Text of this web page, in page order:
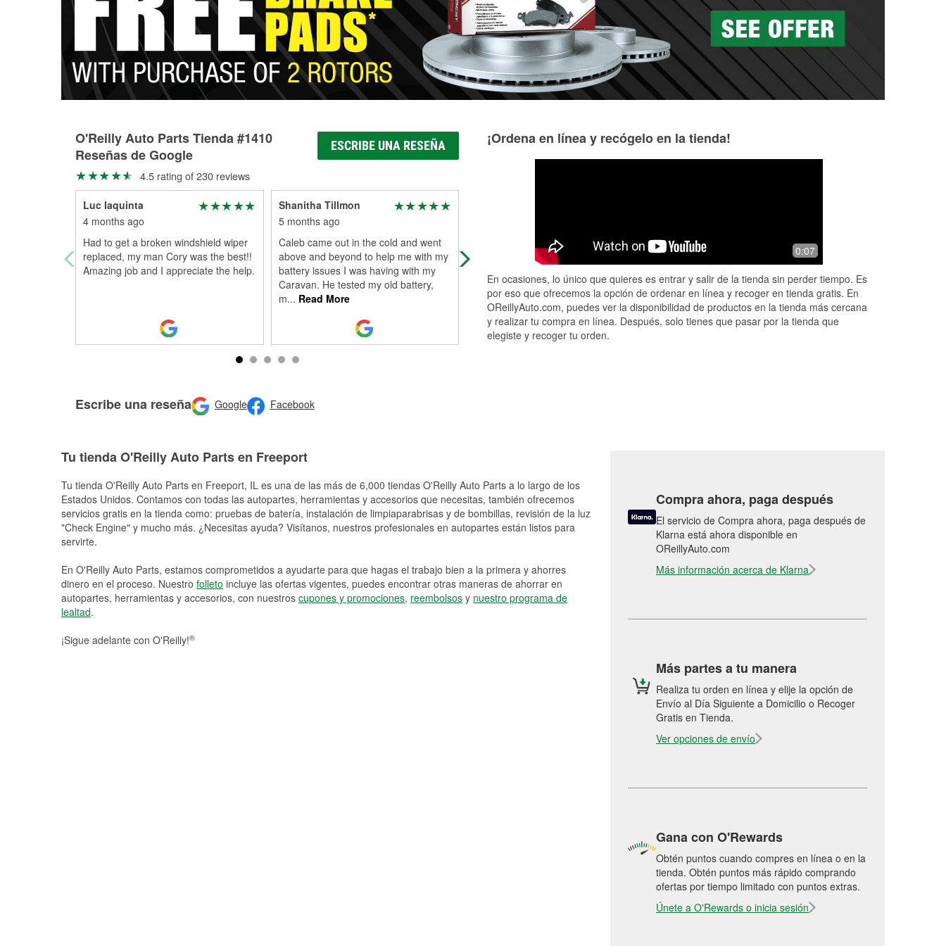
O'Reilly Auto Parts Tienda #1410
Reseñas de Google
ESCRIBE UNA RESEÑA
4.5 rating of 230 reviews
Luc Iaquinta
4 months ago
Had to get a broken windshield wiper
replaced, my man Cory was the best!!
Amazing job and I appreciate the help.
Shanitha Tillmon
5 months ago
Caleb came out in the cold and went
above and beyond to help me with my
battery issues I was having with my
Caravan. He tested my old battery,
m... Read More
Very friendly employee. Nice store.
Thank you. Will visit again when I
very helpful people
Escribe una reseña Google Facebook
¡Ordena en línea y recógelo en la tienda!
0:07
En ocasiones, lo único que quieres es entrar y salir de la tienda sin perder tiempo. Es
por eso que ofrecemos la opción de ordenar en línea y recoger en tienda gratis. En
OReillyAuto.com, puedes ver la disponibilidad de productos en la tienda más cercana
y realizar tu compra en línea. Después, solo tienes que pasar por la tienda que
elegiste y recoger tu orden.
Tu tienda O'Reilly Auto Parts en Freeport
Tu tienda O'Reilly Auto Parts en Freeport, IL es una de las más de 6,000 tiendas O'Reilly Auto Parts a lo largo de los
Estados Unidos. Contamos con todas las autopartes, herramientas y accesorios que necesitas, también ofrecemos
servicios gratis en la tienda como: pruebas de batería, instalación de limpiaparabrisas y de bombillas, revisión de la luz
"Check Engine" y mucho más. ¿Necesitas ayuda? Visítanos, nuestros profesionales en autopartes están listos para
servirte.
En O'Reilly Auto Parts, estamos comprometidos a ayudarte para que hagas el trabajo bien a la primera y ahorres
dinero en el proceso. Nuestro folleto incluye las ofertas vigentes, puedes encontrar otras maneras de ahorrar en
autopartes, herramientas y accesorios, con nuestros cupones y promociones, reembolsos y nuestro programa de
lealtad.
¡Sigue adelante con O'Reilly!®
Compra ahora, paga después
El servicio de Compra ahora, paga después de
Klarna está ahora disponible en
OReillyAuto.com
Más información acerca de Klarna
Más partes a tu manera
Realiza tu orden en línea y elije la opción de
Envío al Día Siguiente a Domicilio o Recoger
Gratis en Tienda.
Ver opciones de envío
Gana con O'Rewards
Obtén puntos cuando compres en línea o en la
tienda. Obtén puntos más rápido comprando
ofertas por tiempo limitado con puntos extras.
Únete a O'Rewards o inicia sesión